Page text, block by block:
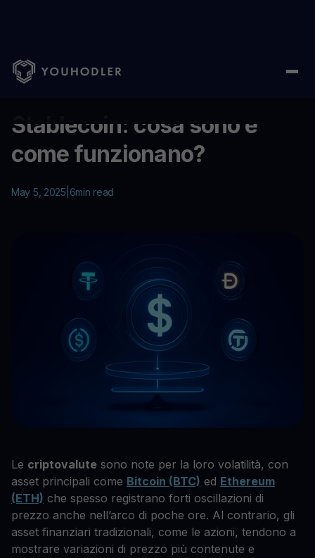
Home Education/Stablecoin: cosa sono e come funzionano?
Stablecoin: cosa sono e
come funzionano?
May 5, 2025 6min read
Le criptovalute sono note per la loro volatilità, con
asset principali come Bitcoin (BTC) ed Ethereum
(ETH) che spesso registrano forti oscillazioni di
prezzo anche nell’arco di poche ore. Al contrario, gli
asset finanziari tradizionali, come le azioni, tendono a
mostrare variazioni di prezzo più contenute e